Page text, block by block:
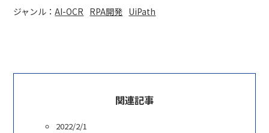
ジャンル：AI-OCR RPA開発 UiPath
関連記事
2022/2/1